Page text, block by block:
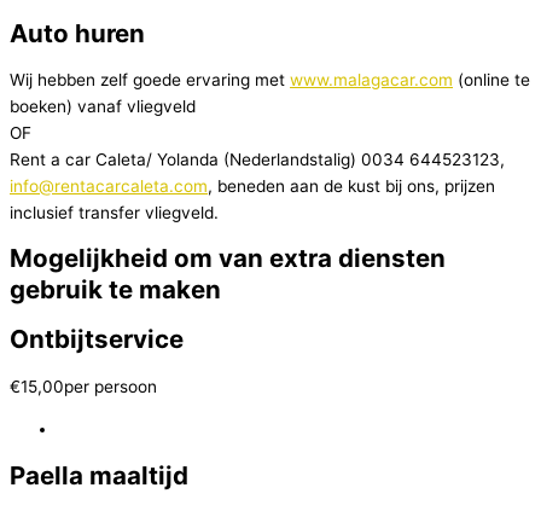
Auto huren
Wij hebben zelf goede ervaring met www.malagacar.com (online te
boeken) vanaf vliegveld
OF
Rent a car Caleta/ Yolanda (Nederlandstalig) 0034 644523123,
info@rentacarcaleta.com, beneden aan de kust bij ons, prijzen
inclusief transfer vliegveld.
Mogelijkheid om van extra diensten
gebruik te maken
Ontbijtservice
€15,00per persoon
Paella maaltijd